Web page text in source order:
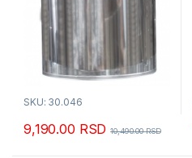
SKU: 30.046
9,190.00 RSD 10,490.00RSD